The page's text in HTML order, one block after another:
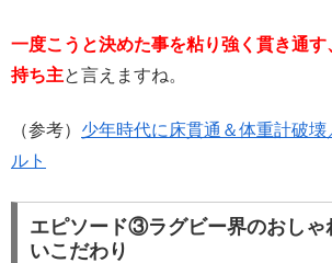
一度こうと決めた事を粘り強く貫き通
持ち主と言えますね。
（参考） 少年時代に床貫通＆体重計破壊
ルト
エピソード③ラグビー界のおしゃ
いこだわり